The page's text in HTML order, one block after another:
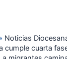
Noticias
cumple cuarta